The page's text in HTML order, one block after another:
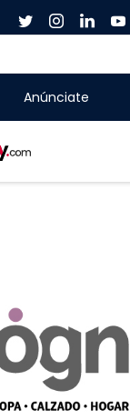
Anúnciate